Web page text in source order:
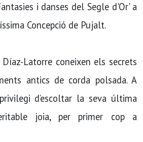
i danses del Segle d'Or' a
Concepció de Pujalt.
Díaz-Latorre coneixen els secrets
antics de corda polsada. A
d’escoltar la seva última
joia, per primer cop a